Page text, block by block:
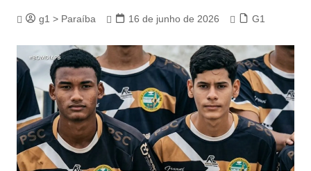
g1 > Paraíba 16 de junho de 2026 G1